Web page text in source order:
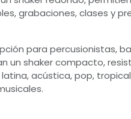
grabaciones, clases y
para percusionistas,
un shaker compacto,
acústica, pop,